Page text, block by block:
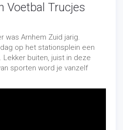
Voetbal Trucjes
was Arnhem Zuid jarig.
op het stationsplein een
buiten, juist in deze
sporten word je vanzelf